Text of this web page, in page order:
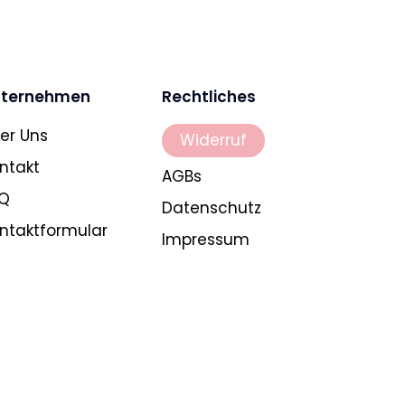
Uns
Rechtliches
Widerruf
AGBs
Datenschutz
Impressum